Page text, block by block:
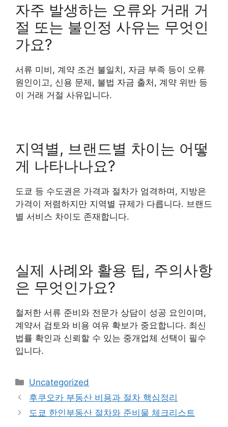
자주 발생하는 오류와 거래 거
절 또는 불인정 사유는 무엇인
가요?
서류 미비, 계약 조건 불일치, 자금 부족 등이 오류
원인이고, 신용 문제, 불법 자금 출처, 계약 위반 등
이 거래 거절 사유입니다.
지역별, 브랜드별 차이는 어떻
게 나타나나요?
도쿄 등 수도권은 가격과 절차가 엄격하며, 지방은
가격이 저렴하지만 지역별 규제가 다릅니다. 브랜드
별 서비스 차이도 존재합니다.
실제 사례와 활용 팁, 주의사항
은 무엇인가요?
철저한 서류 준비와 전문가 상담이 성공 요인이며,
계약서 검토와 비용 여유 확보가 중요합니다. 최신
법률 확인과 신뢰할 수 있는 중개업체 선택이 필수
입니다.
Categories
Uncategorized
후쿠오카 부동산 비용과 절차 핵심정리
도쿄 한인부동산 절차와 준비물 체크리스트